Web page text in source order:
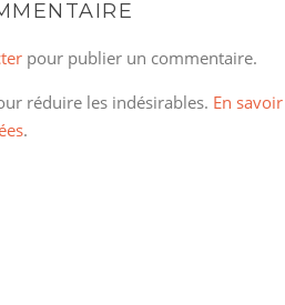
pour publier un commentaire.
réduire les indésirables. En
.